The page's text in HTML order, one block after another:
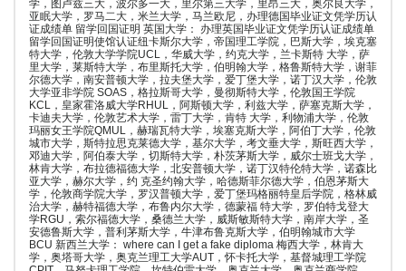
学，图卢兹三大，波尔多一大，里尔第三大学，里昂三大，奥尔良大学，
亚眠大学，罗马二大，米兰大学，马兰欧尼，办理德国毕业证文凭学历认
证成绩单 留学回国证明 英国大学： 办理英国毕业证文凭学历认证成绩单
留学回国证明使馆认证纽卡斯尔大学，帝国理工学院，巴斯大学，埃克塞
特大学，伦敦大学学院UCL，华威大学，约克大学，兰卡斯特 大学，萨
里大学，莱斯特大学，布里斯托大学，伯明翰大学，格鲁斯特大学，谢菲
尔德大学，南安普顿大学，拉夫堡大学，爱丁堡大学，诺丁汉大学，伦敦
大学亚非学院 SOAS，格拉斯哥大学，曼彻斯特大学，伦敦国王学院
KCL，皇家霍洛威大学RHUL，阿斯顿大学，利兹大学，萨塞克斯大学，
卡迪夫大学，伦敦艺术大学，雷丁大学，肯特 大学，利物浦大学，伦敦
玛丽女王学院QMUL，赫瑞瓦特大学，埃塞克斯大学，阿伯丁大学，伦敦
城市大学，斯特拉思克莱德大学，基尔大学，考文垂大学，斯旺西大学，
邓迪大学，阿伯泰大学，切斯特大学，朴茨茅斯大学，威尔士班戈大学，
林肯大学，布拉德福德大学，北安普顿大学，诺丁汉特伦特大学，诺森比
亚大学，赫尔大学，约 克圣约翰大学，哈德斯菲尔德大学，伯恩茅斯大
学，伦敦商学院大学，罗汉普顿大学，爱丁堡玛格丽特皇后学院，格林威
治大学，赫特福德大学，布鲁内尔大学，德蒙福 特大学，罗伯特戈登大
学RGU，索尔福德大学，桑德兰大学，威斯敏斯特大学，南岸大学，圣
安德鲁斯大学，普利茅斯大学，牛津布鲁克斯大学，伯明翰城市大学
BCU 新西兰大学： where can I get a fake diploma 梅西大学，林肯大
学，奥塔哥大学，奥克兰理工大学AUT，怀卡托大学，基督城理工学院